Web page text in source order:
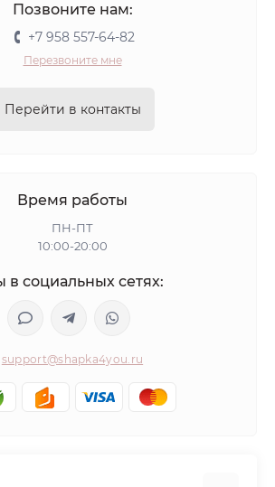
Позвоните нам:
+7 958 557-64-82
Перезвоните мне
Перейти в контакты
Время работы
ПН-ПТ
10:00-20:00
в социальных сетях:
support@shapka4you.ru